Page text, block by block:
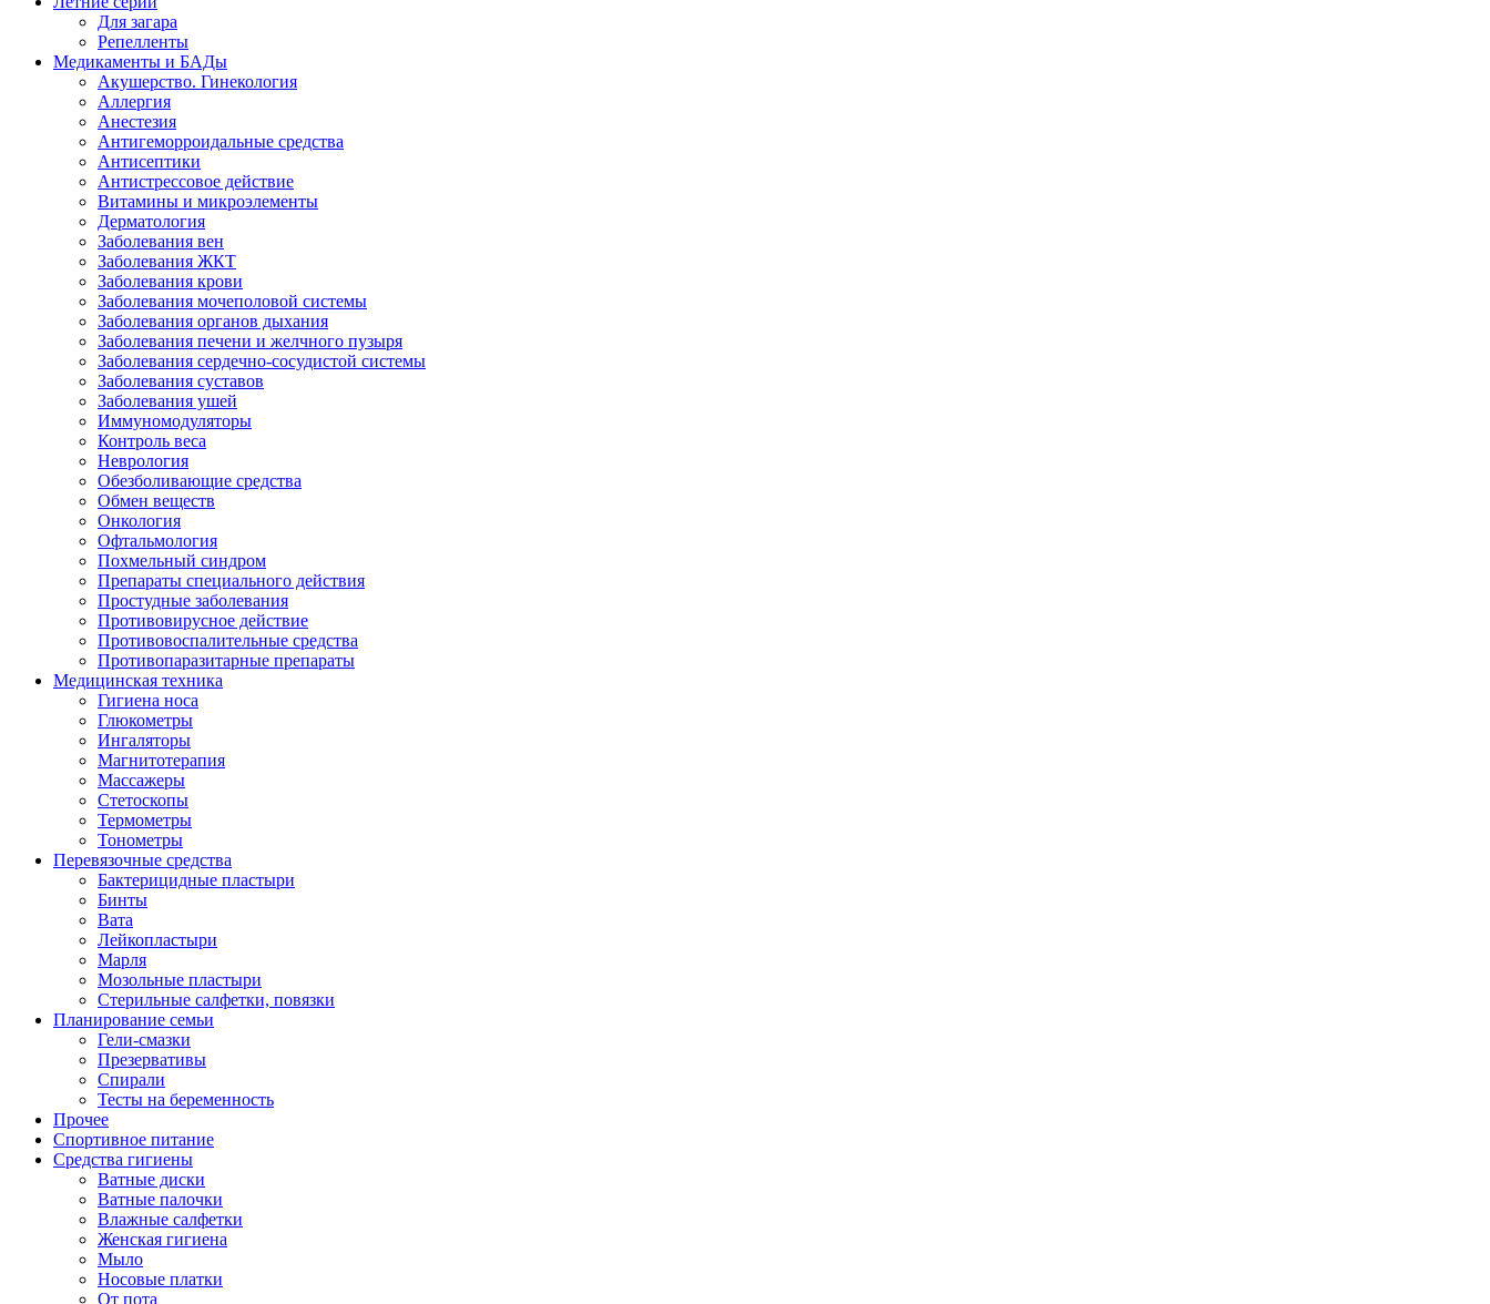
Для загара
Репелленты
Медикаменты и БАДы
Акушерство. Гинекология
Аллергия
Анестезия
Антигеморроидальные средства
Антисептики
Антистрессовое действие
Витамины и микроэлементы
Дерматология
Заболевания вен
Заболевания ЖКТ
Заболевания крови
Заболевания мочеполовой системы
Заболевания органов дыхания
Заболевания печени и желчного пузыря
Заболевания сердечно-сосудистой системы
Заболевания суставов
Заболевания ушей
Иммуномодуляторы
Контроль веса
Неврология
Обезболивающие средства
Обмен веществ
Онкология
Офтальмология
Похмельный синдром
Препараты специального действия
Простудные заболевания
Противовирусное действие
Противовоспалительные средства
Противопаразитарные препараты
Медицинская техника
Гигиена носа
Глюкометры
Ингаляторы
Магнитотерапия
Массажеры
Стетоскопы
Термометры
Тонометры
Перевязочные средства
Бактерицидные пластыри
Бинты
Вата
Лейкопластыри
Марля
Мозольные пластыри
Стерильные салфетки, повязки
Планирование семьи
Гели-смазки
Презервативы
Спирали
Тесты на беременность
Прочее
Спортивное питание
Средства гигиены
Ватные диски
Ватные палочки
Влажные салфетки
Женская гигиена
Мыло
Носовые платки
От пота